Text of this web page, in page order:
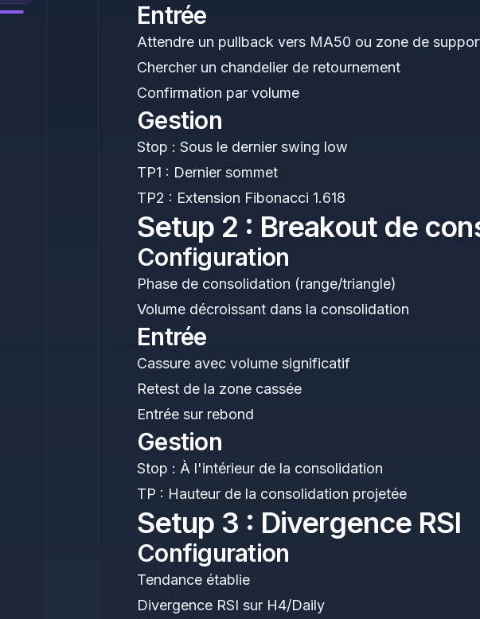
Entrée
Attendre un pullback vers MA50 ou zone de
Chercher un chandelier de retournement
Confirmation par volume
Gestion
Stop : Sous le dernier swing low
TP1 : Dernier sommet
TP2 : Extension Fibonacci 1.618
Setup 2 : Breakout de
Configuration
Phase de consolidation (range/triangle)
Volume décroissant dans la consolidation
Entrée
Cassure avec volume significatif
Retest de la zone cassée
Entrée sur rebond
Gestion
Stop : À l'intérieur de la consolidation
TP : Hauteur de la consolidation projetée
Setup 3 : Divergence RSI
Configuration
Tendance établie
Divergence RSI sur H4/Daily